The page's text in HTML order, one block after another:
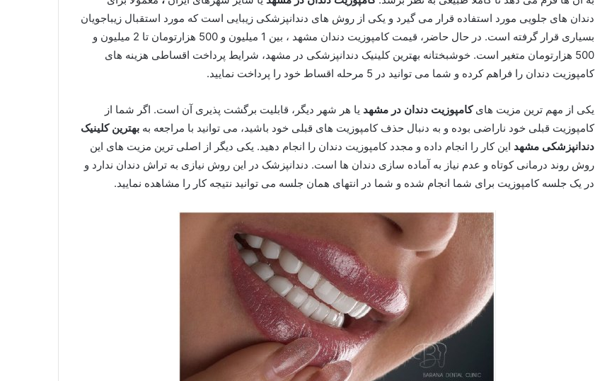
دندان های جلویی مورد استفاده قرار می گیرد و یکی از روش های دندانپزشکی زیبایی است که مورد استقبال زیباجویان
بسیاری قرار گرفته است. در حال حاضر، قیمت کامپوزیت دندان مشهد ، بین 1 میلیون و 500 هزارتومان تا 2 میلیون و
500 هزارتومان متغیر است. خوشبختانه بهترین کلینیک دندانپزشکی در مشهد، شرایط پرداخت اقساطی هزینه های
کامپوزیت دندان را فراهم کرده و شما می توانید در 5 مرحله اقساط خود را پرداخت نمایید.
یکی از مهم ترین مزیت هایکامپوزیت دندان در مشهد یا هر شهر دیگر، قابلیت برگشت پذیری آن است. اگر شما از
کامپوزیت قبلی خود ناراضی بوده و به دنبال حذف کامپوزیت های قبلی خود باشید، می توانید با مراجعه بهبهترین کلینیک
دندانپزشکی مشهد این کار را انجام داده و مجدد کامپوزیت دندان را انجام دهید. یکی دیگر از اصلی ترین مزیت های این
روش روند درمانی کوتاه و عدم نیاز به آماده سازی دندان ها است. دندانپزشک در این روش نیازی به تراش دندان ندارد و
در یک جلسه کامپوزیت برای شما انجام شده و شما در انتهای همان جلسه می توانید نتیجه کار را مشاهده نمایید.